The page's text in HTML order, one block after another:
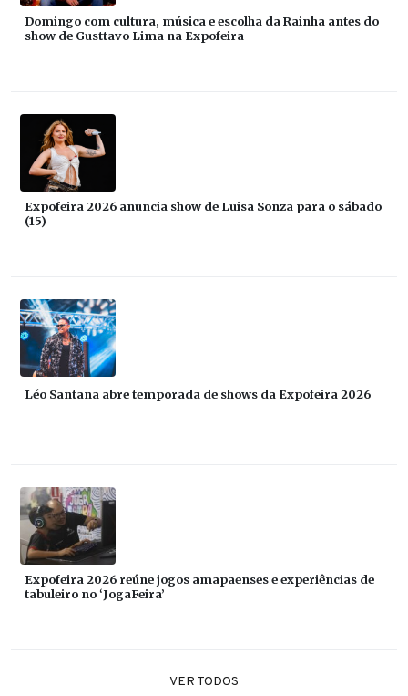
Domingo com cultura, música e escolha da Rainha antes do
show de Gusttavo Lima na Expofeira
Expofeira 2026 anuncia show de Luisa Sonza para o sábado
(15)
Léo Santana abre temporada de shows da Expofeira 2026
Expofeira 2026 reúne jogos amapaenses e experiências de
tabuleiro no ‘JogaFeira’
VER TODOS